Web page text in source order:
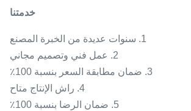
خدمتنا
1. سنوات عديدة من الخبرة المصنع
2. عمل فني وتصميم مجاني
3. ضمان مطابقة السعر بنسبة 100٪
4. راش الإنتاج متاح
5. ضمان الرضا بنسبة 100٪